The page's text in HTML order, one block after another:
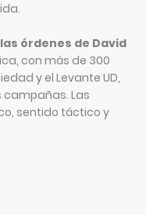
órdenes de David
con más de 300
y el Levante UD,
Las
sentido táctico y